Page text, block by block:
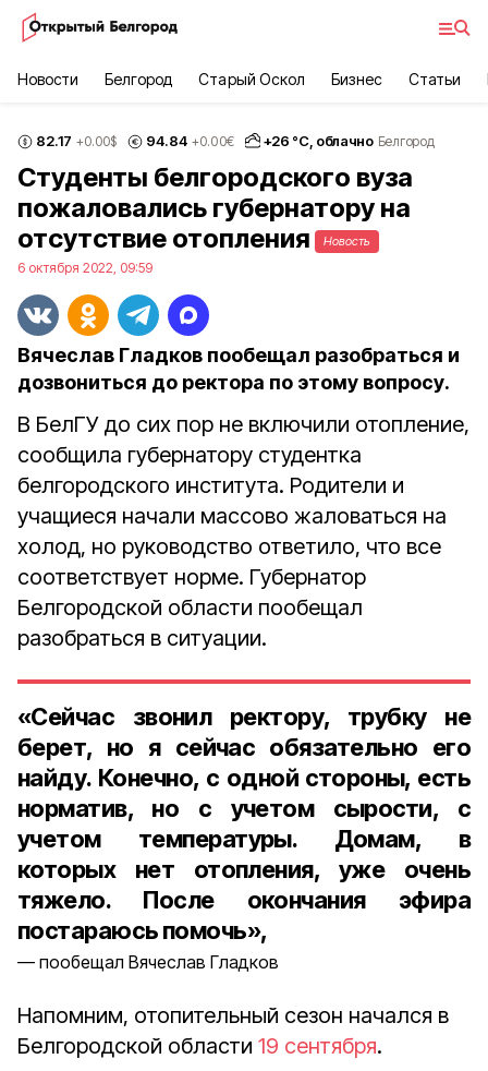
Новости Белгород Старый Оскол Бизнес Статьи
82.17 +0.00$ 94.84 +0.00€ +26 °С, облачно Белгород
Студенты белгородского вуза
пожаловались губернатору на
отсутствие отопления
Новость
6 октября 2022, 09:59
Вячеслав Гладков пообещал разобраться и
дозвониться до ректора по этому вопросу.
В БелГУ до сих пор не включили отопление,
сообщила губернатору студентка
белгородского института. Родители и
учащиеся начали массово жаловаться на
холод, но руководство ответило, что все
соответствует норме. Губернатор
Белгородской области пообещал
разобраться в ситуации.
«Сейчас звонил ректору, трубку не
берет, но я сейчас обязательно его
найду. Конечно, с одной стороны, есть
норматив, но с учетом сырости, с
учетом температуры. Домам, в
которых нет отопления, уже очень
тяжело. После окончания эфира
постараюсь помочь»,
пообещал Вячеслав Гладков
Напомним, отопительный сезон начался в
Белгородской области 19 сентября.